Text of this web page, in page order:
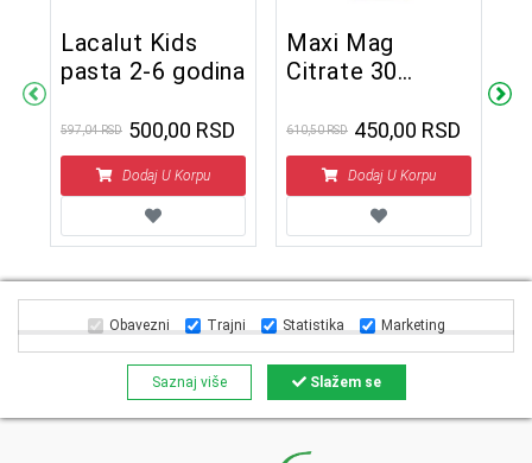
Lacalut Kids
pasta 2-6 godina
597,04 RSD 500,00 RSD
Dodaj U Korpu
Maxi Mag
Citrate 30
610,50 RSD 450,00 RSD
Dodaj U Korpu
Obavezni Trajni Statistika Marketing
Saznaj više Slažem se